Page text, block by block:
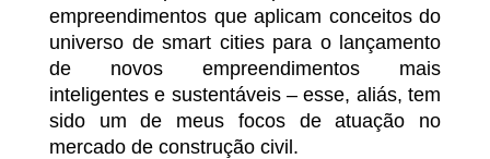
empreendimentos que aplicam conceitos do
universo de smart cities para o lançamento
de novos empreendimentos mais
inteligentes e sustentáveis – esse, aliás, tem
sido um de meus focos de atuação no
mercado de construção civil.